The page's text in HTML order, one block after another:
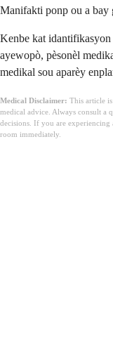
Manifakti ponp ou a bay
Kenbe kat
ayewopò, pèsonèl
medikal sou aparèy
Medical Disclaimer: This article
medical advice. Always consult a
decisions. If you are experiencing
room immediately.